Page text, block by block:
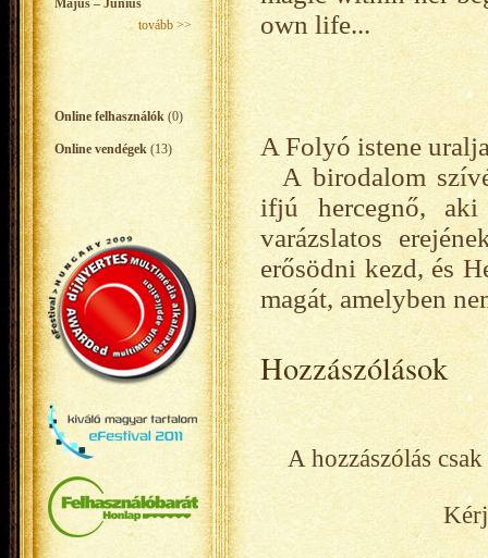
Május – Június
tovább >>
Online felhasználók (0)
Online vendégek (13)
own life...
A Folyó istene
A birodalom
ifjú hercegnő,
varázslatos
erősödni kezd, és
magát, amelyben
Hozzászólások
A hozzászólás